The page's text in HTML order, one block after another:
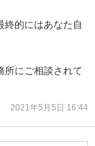
終的にはあなた自
所にご相談されて
2021年5月5日 16:44